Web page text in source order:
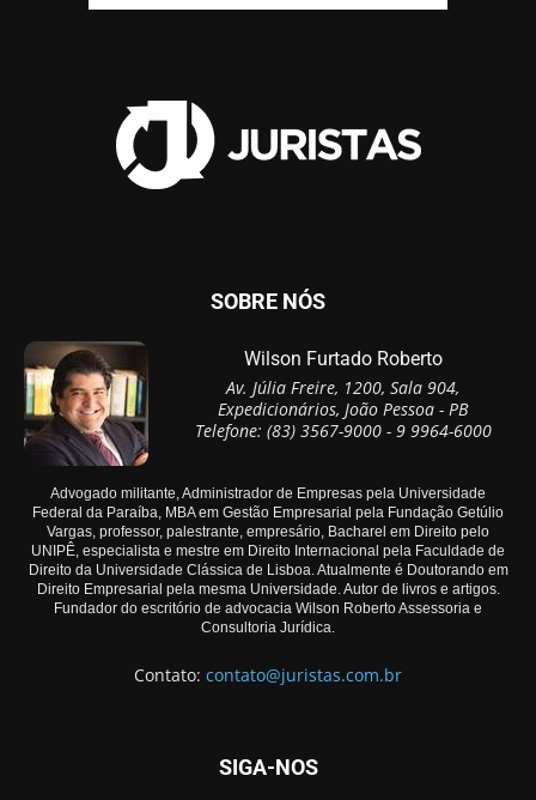
SOBRE NÓS
Wilson Furtado Roberto
Av. Júlia Freire, 1200, Sala 904,
Expedicionários, João Pessoa - PB
Telefone: (83) 3567-9000 - 9 9964-6000
Advogado militante, Administrador de Empresas pela Universidade
Federal da Paraíba, MBA em Gestão Empresarial pela Fundação Getúlio
Vargas, professor, palestrante, empresário, Bacharel em Direito pelo
UNIPÊ, especialista e mestre em Direito Internacional pela Faculdade de
Direito da Universidade Clássica de Lisboa. Atualmente é Doutorando em
Direito Empresarial pela mesma Universidade. Autor de livros e artigos.
Fundador do escritório de advocacia Wilson Roberto Assessoria e
Consultoria Jurídica.
Contato: contato@juristas.com.br
SIGA-NOS